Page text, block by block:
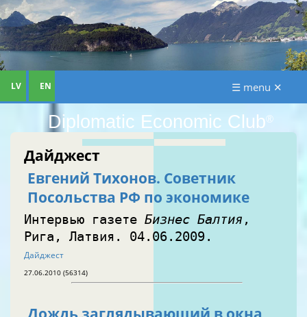
Diplomatic Economic Club®
LV EN ☰ menu ✕
Дайджест
Евгений Тихонов. Советник
Посольства РФ по экономике
Интервью газете Бизнес Балтия ,
Рига, Латвия. 04.06.2009.
Дайджест
27.06.2010 (56314)